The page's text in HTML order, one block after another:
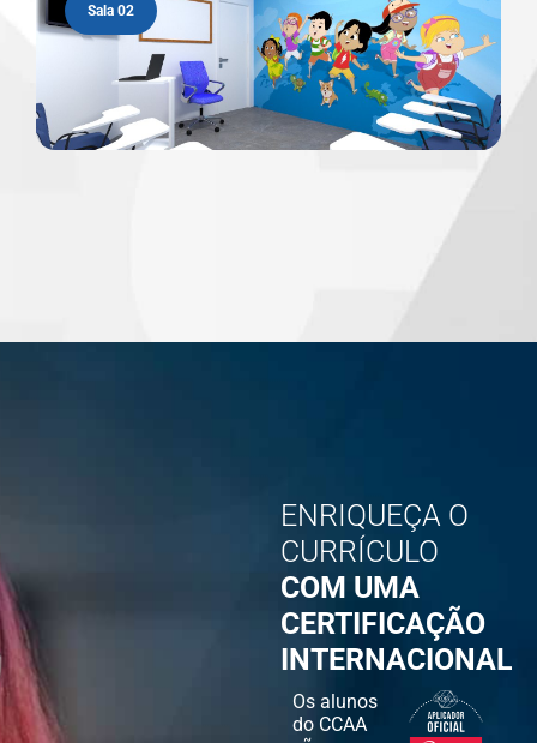
Sala 02
ENRIQUEÇA O
CURRÍCULO
COM UMA
CERTIFICAÇÃO
INTERNACIONAL
Os alunos
do CCAA